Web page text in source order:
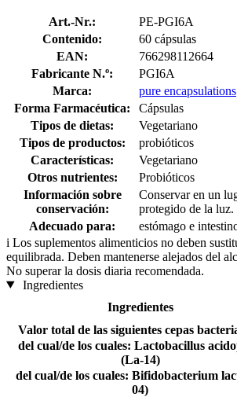
Art.-Nr.:
PE-PGI6A
Contenido:
60 cápsulas
EAN:
766298112664
Fabricante N.º:
PGI6A
Marca:
pure encapsulations
Forma Farmacéutica:
Cápsulas
Tipos de dietas:
Vegetariano
Tipos de productos:
probióticos
Características:
Vegetariano
Otros nutrientes:
Probióticos
Información sobre
conservación:
Conservar en un
protegido de la luz.
Adecuado para:
estómago e
i Los suplementos alimenticios no deben
equilibrada. Deben mantenerse alejados del
No superar la dosis diaria recomendada.
Ingredientes
Ingredientes
Valor total de las siguientes cepas
del cual/de los cuales: Lactobacillus
(La-14)
del cual/de los cuales: Bifidobacterium
04)